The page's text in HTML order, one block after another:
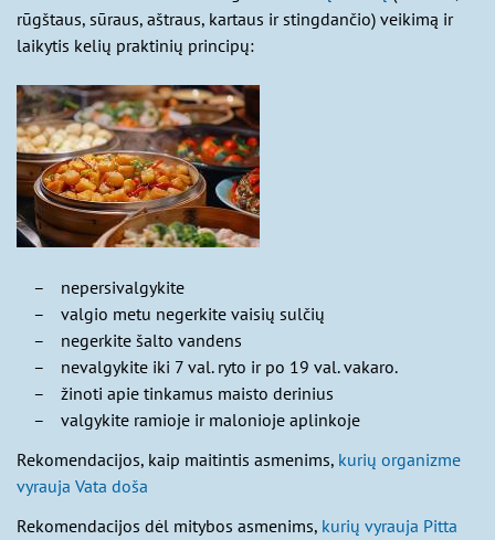
rūgštaus, sūraus, aštraus, kartaus ir stingdančio) veikimą ir
laikytis kelių praktinių principų:
nepersivalgykite
valgio metu negerkite vaisių sulčių
negerkite šalto vandens
nevalgykite iki 7 val. ryto ir po 19 val. vakaro.
žinoti apie tinkamus maisto derinius
valgykite ramioje ir malonioje aplinkoje
Rekomendacijos, kaip maitintis asmenims, kurių organizme
vyrauja Vata doša
Rekomendacijos dėl mitybos asmenims, kurių vyrauja Pitta